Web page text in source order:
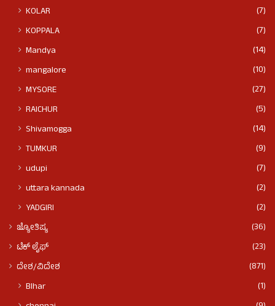
KOLAR
(7)
KOPPALA
(7)
Mandya
(14)
mangalore
(10)
MYSORE
(27)
RAICHUR
(5)
Shivamogga
(14)
TUMKUR
(9)
udupi
(7)
uttara kannada
(2)
YADGIRI
(2)
ಜ್ಯೋತಿಷ್ಯ
(36)
ಟೆಕ್ ಲೈಫ್
(23)
ದೇಶ/ವಿದೇಶ
(871)
BIhar
(1)